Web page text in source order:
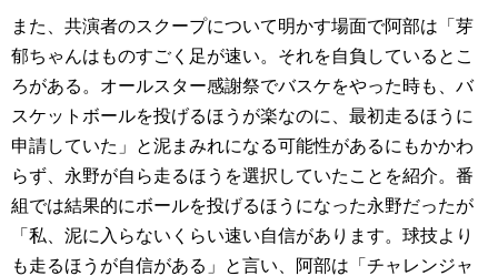
また、共演者のスクープについて明かす場面で阿部は「芽
郁ちゃんはものすごく足が速い。それを自負しているとこ
ろがある。オールスター感謝祭でバスケをやった時も、バ
スケットボールを投げるほうが楽なのに、最初走るほうに
申請していた」と泥まみれになる可能性があるにもかかわ
らず、永野が自ら走るほうを選択していたことを紹介。番
組では結果的にボールを投げるほうになった永野だったが
「私、泥に入らないくらい速い自信があります。球技より
も走るほうが自信がある」と言い、阿部は「チャレンジャ